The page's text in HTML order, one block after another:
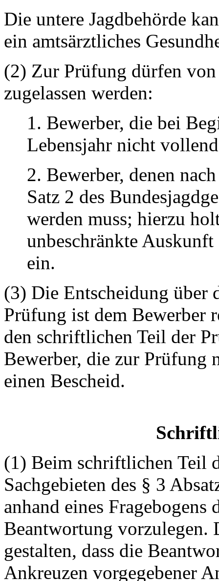
Die untere Jagdbehörde
ein amtsärztliches
(2) Zur Prüfung dürfen
zugelassen werden:
1. Bewerber, die bei
Lebensjahr nicht
2. Bewerber, denen
Satz 2 des
werden muss; hierzu
unbeschränkte
ein.
(3) Die Entscheidung über
Prüfung ist dem Bewerber
den schriftlichen Teil der
Bewerber, die zur Prüfung
einen Bescheid.
(1) Beim schriftlichen Teil
Sachgebieten des § 3
anhand eines
Beantwortung vorzulegen.
gestalten, dass die
Ankreuzen vorgegebener